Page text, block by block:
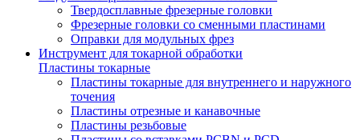
Твердосплавные фрезерные головки
Фрезерные головки со сменными пластинами
Оправки для модульных фрез
Инструмент для токарной обработки
Пластины токарные
Пластины токарные для внутреннего и наружного
точения
Пластины отрезные и канавочные
Пластины резьбовые